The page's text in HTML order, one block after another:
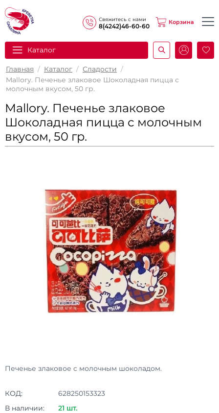
Свяжитесь с нами
8(4242)46-60-60
Корзина
Каталог
Главная / Каталог / Сладости /
Mallory. Печенье злаковое Шоколадная пицца с
молочным вкусом, 50 гр.
Mallory. Печенье злаковое
Шоколадная пицца с молочным
вкусом, 50 гр.
Печенье злаковое c молочным шоколадом.
КОД:
628250153323
В наличии:
21 шт.